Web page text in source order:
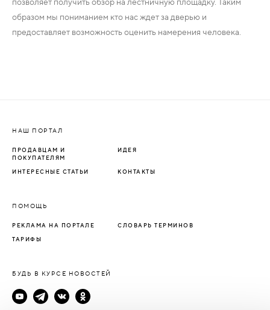
образом мы пониманием кто нас ждет за дверью и
предоставляет возможность оценить намерения человека.
НАШ ПОРТАЛ
ПРОДАВЦАМ И
ПОКУПАТЕЛЯМ
ИДЕЯ
ИНТЕРЕСНЫЕ СТАТЬИ КОНТАКТЫ
ПОМОЩЬ
РЕКЛАМА НА ПОРТАЛЕ СЛОВАРЬ ТЕРМИНОВ
ТАРИФЫ
БУДЬ В КУРСЕ НОВОСТЕЙ